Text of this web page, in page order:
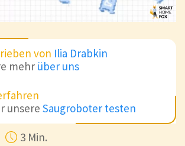
von Ilia Drabkin
mehr über uns
unsere Saugroboter testen
3 Min.